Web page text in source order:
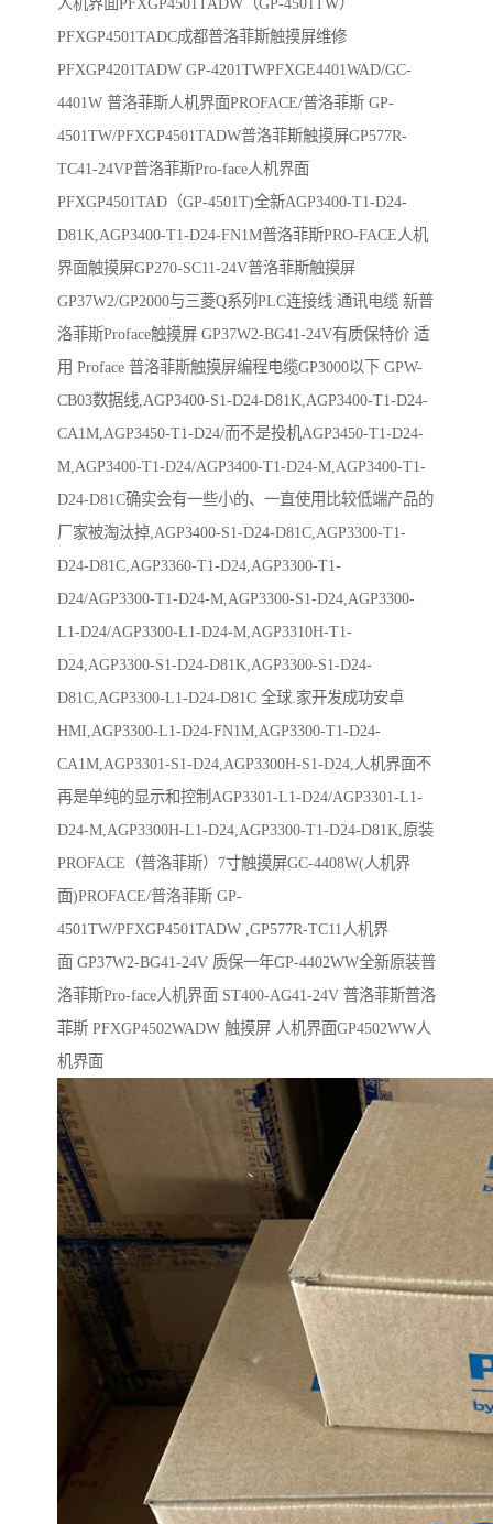
人机界面PFXGP4501TADW（GP-4501TW）
PFXGP4501TADC成都普洛菲斯触摸屏维修
PFXGP4201TADW GP-4201TWPFXGE4401WAD/GC-
4401W 普洛菲斯人机界面PROFACE/普洛菲斯 GP-
4501TW/PFXGP4501TADW普洛菲斯触摸屏GP577R-
TC41-24VP普洛菲斯Pro-face人机界面
PFXGP4501TAD（GP-4501T)全新AGP3400-T1-D24-
D81K,AGP3400-T1-D24-FN1M普洛菲斯PRO-FACE人机
界面触摸屏GP270-SC11-24V普洛菲斯触摸屏
GP37W2/GP2000与三菱Q系列PLC连接线 通讯电缆 新普
洛菲斯Proface触摸屏 GP37W2-BG41-24V有质保特价 适
用 Proface 普洛菲斯触摸屏编程电缆GP3000以下 GPW-
CB03数据线,AGP3400-S1-D24-D81K,AGP3400-T1-D24-
CA1M,AGP3450-T1-D24/而不是投机AGP3450-T1-D24-
M,AGP3400-T1-D24/AGP3400-T1-D24-M,AGP3400-T1-
D24-D81C确实会有一些小的、一直使用比较低端产品的
厂家被淘汰掉,AGP3400-S1-D24-D81C,AGP3300-T1-
D24-D81C,AGP3360-T1-D24,AGP3300-T1-
D24/AGP3300-T1-D24-M,AGP3300-S1-D24,AGP3300-
L1-D24/AGP3300-L1-D24-M,AGP3310H-T1-
D24,AGP3300-S1-D24-D81K,AGP3300-S1-D24-
D81C,AGP3300-L1-D24-D81C 全球.家开发成功安卓
HMI,AGP3300-L1-D24-FN1M,AGP3300-T1-D24-
CA1M,AGP3301-S1-D24,AGP3300H-S1-D24,人机界面不
再是单纯的显示和控制AGP3301-L1-D24/AGP3301-L1-
D24-M,AGP3300H-L1-D24,AGP3300-T1-D24-D81K,原装
PROFACE（普洛菲斯）7寸触摸屏GC-4408W(人机界
面)PROFACE/普洛菲斯 GP-
4501TW/PFXGP4501TADW ,GP577R-TC11人机界
面 GP37W2-BG41-24V 质保一年GP-4402WW全新原装普
洛菲斯Pro-face人机界面 ST400-AG41-24V 普洛菲斯普洛
菲斯 PFXGP4502WADW 触摸屏 人机界面GP4502WW人
机界面